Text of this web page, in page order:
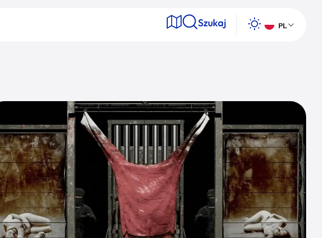
Szukaj PL
Kategoria Wyszukaj